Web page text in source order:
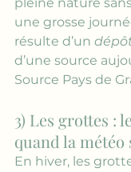
une grosse
résulte d’un
d’une source
Source Pays de
3) Les grottes :
quand la météo
En hiver, les